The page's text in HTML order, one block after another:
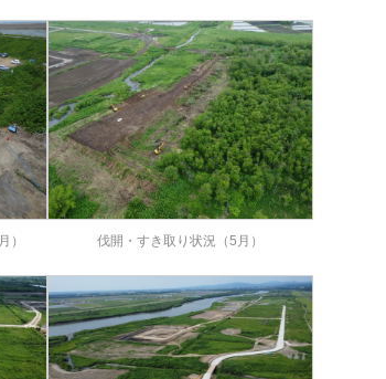
） 伐開・すき取り状況（5月）